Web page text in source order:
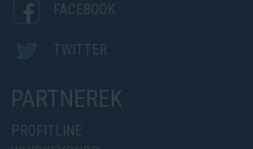
FACEBOOK
TWITTER
PARTNEREK
PROFITLINE